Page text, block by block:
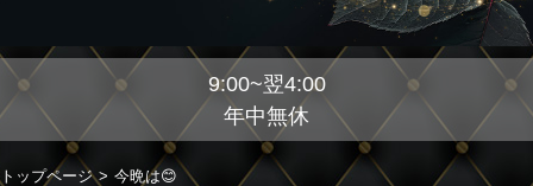
9:00~翌4:00
年中無休
トップページ 今晩は😊